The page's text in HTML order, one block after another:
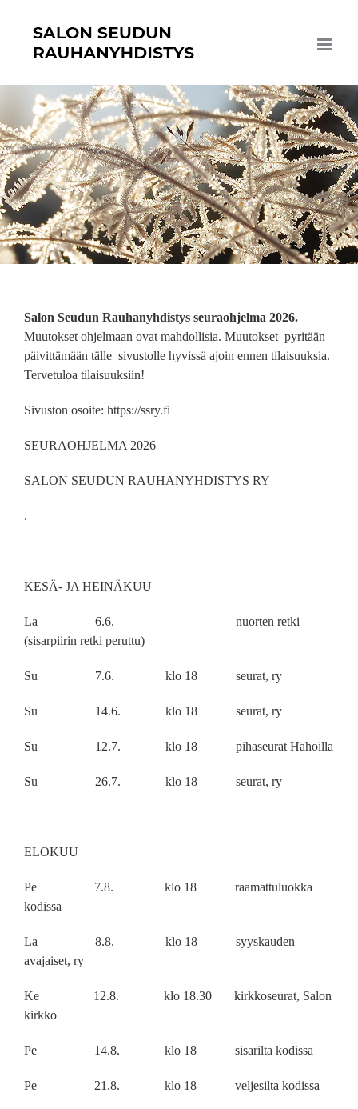
content
Salon Seudun Rauhanyhdistys seuraohjelma 2026.
Muutokset ohjelmaan ovat mahdollisia. Muutokset pyritään
päivittämään tälle sivustolle hyvissä ajoin ennen tilaisuuksia.
Tervetuloa tilaisuuksiin!
Sivuston osoite: https://ssry.fi
SEURAOHJELMA 2026
SALON SEUDUN RAUHANYHDISTYS RY
.
KESÄ- JA HEINÄKUU
La 6.6. nuorten retki
(sisarpiirin retki peruttu)
Su 7.6. klo 18 seurat, ry
Su 14.6. klo 18 seurat, ry
Su 12.7. klo 18 pihaseurat Hahoilla
Su 26.7. klo 18 seurat, ry
ELOKUU
Pe 7.8. klo 18 raamattuluokka
kodissa
La 8.8. klo 18 syyskauden
avajaiset, ry
Ke 12.8. klo 18.30 kirkkoseurat, Salon
kirkko
Pe 14.8. klo 18 sisarilta kodissa
Pe 21.8. klo 18 veljesilta kodissa